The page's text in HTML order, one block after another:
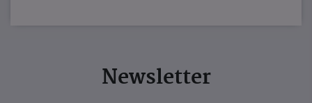
Newsletter